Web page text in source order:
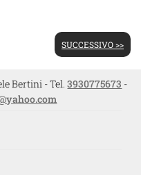
SUCCESSIVO >>
Bertini - Tel.3930775673 -